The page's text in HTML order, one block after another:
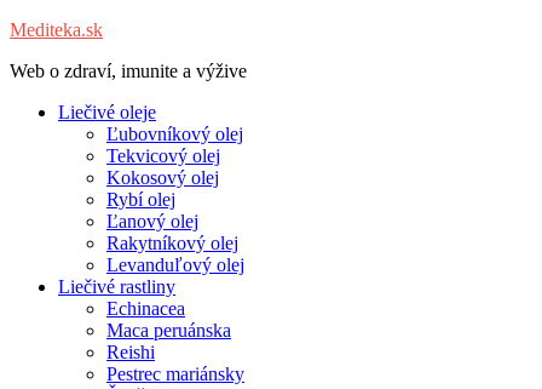
Mediteka.sk
Web o zdraví, imunite a výžive
Liečivé oleje
Ľubovníkový olej
Tekvicový olej
Kokosový olej
Rybí olej
Ľanový olej
Rakytníkový olej
Levanduľový olej
Liečivé rastliny
Echinacea
Maca peruánska
Reishi
Pestrec mariánsky